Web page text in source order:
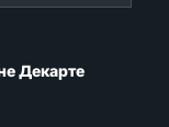
Декарте